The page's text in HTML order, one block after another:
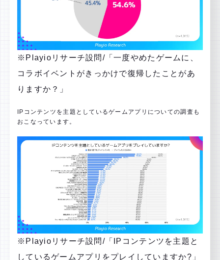
※Playioリサーチ設問/「一度やめたゲームに、
コラボイベントがきっかけで復帰したことがあ
りますか？」
IPコンテンツを主題としているゲームアプリについての調査も
おこなっています。
※Playioリサーチ設問/「IPコンテンツを主題と
しているゲームアプリをプレイしていますか?」